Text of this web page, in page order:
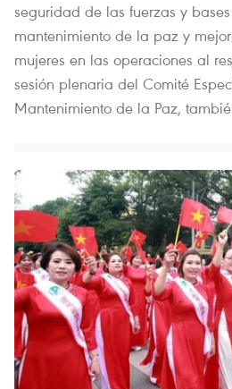
seguridad de las fuerzas y
mantenimiento de la paz y
mujeres en las operaciones al
sesión plenaria del Comité
Mantenimiento de la Paz,